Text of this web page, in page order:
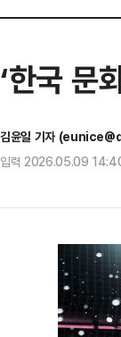
‘한국 문
김윤일 기자
입력 2026.05.09